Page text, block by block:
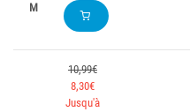
M
10,99€
8,30€
Jusqu'à